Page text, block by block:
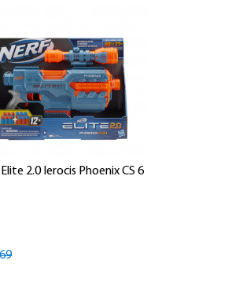
2.0 Ierocis Phoenix CS 6